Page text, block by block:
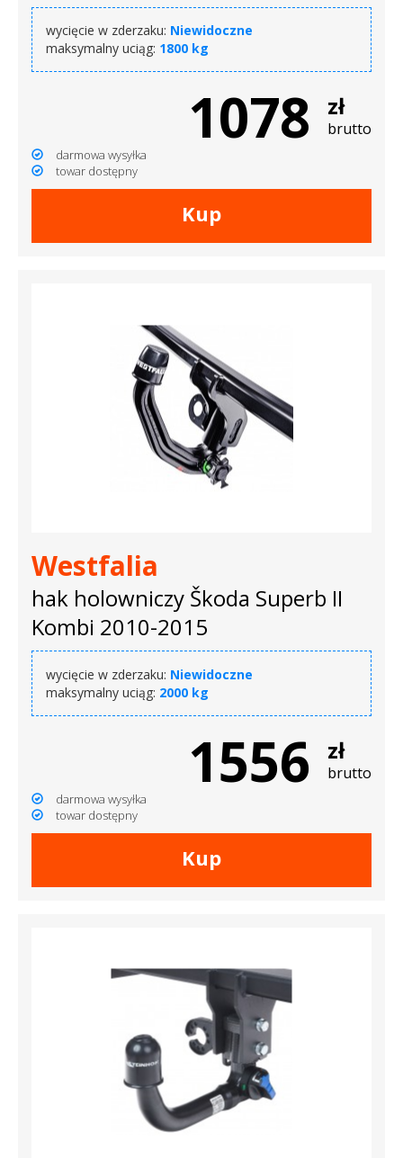
Przyczepy
samochodowe
wycięcie w zderzaku: Niewidoczne
maksymalny uciąg: 1800 kg
1078 zł
brutto
darmowa wysyłka
towar dostępny
Kup
Westfalia
hak holowniczy Škoda Superb II
Kombi 2010-2015
wycięcie w zderzaku: Niewidoczne
maksymalny uciąg: 2000 kg
1556 zł
brutto
darmowa wysyłka
towar dostępny
Kup